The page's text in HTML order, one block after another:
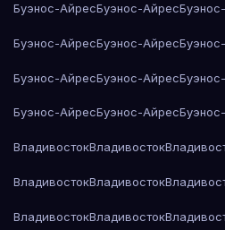
Буэнос-АйресБуэнос-Айрес
Буэнос-АйресБуэнос-Айрес
Буэнос-АйресБуэнос-Айрес
Буэнос-АйресБуэнос-Айрес
ВладивостокВладивосток
ВладивостокВладивосток
ВладивостокВладивосток